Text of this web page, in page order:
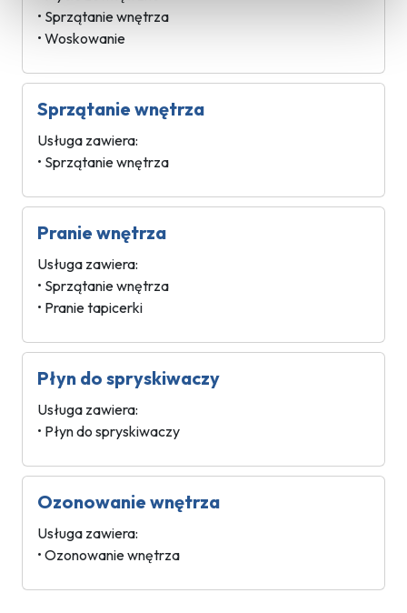
• Sprzątanie wnętrza
• Woskowanie
Sprzątanie wnętrza
Usługa zawiera:
• Sprzątanie wnętrza
Pranie wnętrza
Usługa zawiera:
• Sprzątanie wnętrza
• Pranie tapicerki
Płyn do spryskiwaczy
Usługa zawiera:
• Płyn do spryskiwaczy
Ozonowanie wnętrza
Usługa zawiera:
• Ozonowanie wnętrza